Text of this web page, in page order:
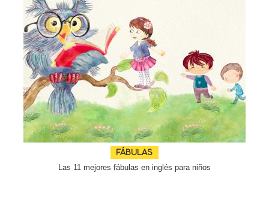
FÁBULAS
Las 11 mejores fábulas en inglés para niños